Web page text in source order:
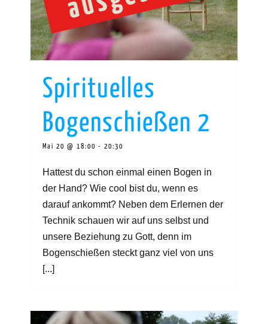
Spirituelles
Bogenschießen 2
Mai 20 @ 18:00 - 20:30
Hattest du schon einmal einen Bogen in
der Hand? Wie cool bist du, wenn es
darauf ankommt? Neben dem Erlernen der
Technik schauen wir auf uns selbst und
unsere Beziehung zu Gott, denn im
Bogenschießen steckt ganz viel von uns
[...]